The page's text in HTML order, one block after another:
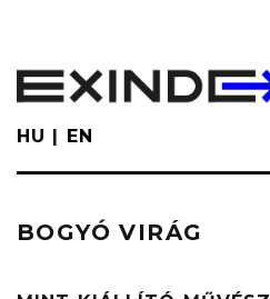
main
content
HU EN
BOGYÓ VIRÁG